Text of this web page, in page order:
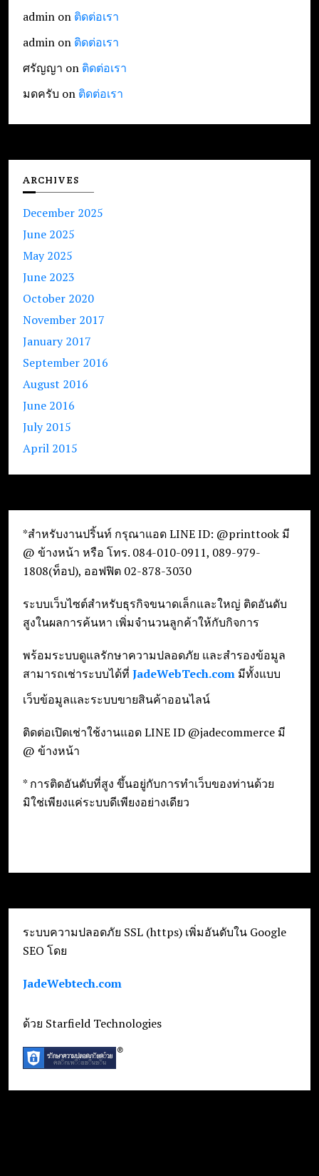
admin on ติดต่อเรา
admin on ติดต่อเรา
ศรัญญา on ติดต่อเรา
มดครับ on ติดต่อเรา
ARCHIVES
December 2025
June 2025
May 2025
June 2023
October 2020
November 2017
January 2017
September 2016
August 2016
June 2016
July 2015
April 2015
*สำหรับงานปริ้นท์ กรุณาแอด LINE ID: @printtook มี
@ ข้างหน้า หรือ โทร. 084-010-0911, 089-979-
1808(ท็อป), ออฟฟิต 02-878-3030
ระบบเว็บไซต์สำหรับธุรกิจขนาดเล็กและใหญ่ ติดอันดับ
สูงในผลการค้นหา เพิ่มจำนวนลูกค้าให้กับกิจการ
พร้อมระบบดูแลรักษาความปลอดภัย และสำรองข้อมูล
สามารถเช่าระบบได้ที่ JadeWebTech.com มีทั้งแบบ
เว็บข้อมูลและระบบขายสินค้าออนไลน์
ติดต่อเปิดเช่าใช้งานแอด LINE ID @jadecommerce มี
@ ข้างหน้า
* การติดอันดับที่สูง ขึ้นอยู่กับการทำเว็บของท่านด้วย
มิใช่เพียงแค่ระบบดีเพียงอย่างเดียว
ระบบความปลอดภัย SSL (https) เพิ่มอันดับใน Google
SEO โดย
JadeWebtech.com
ด้วย Starfield Technologies